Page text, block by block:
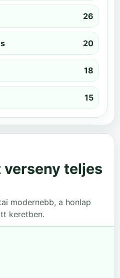
26
20
18
15
teljes
modernebb, a honlap
keretben.